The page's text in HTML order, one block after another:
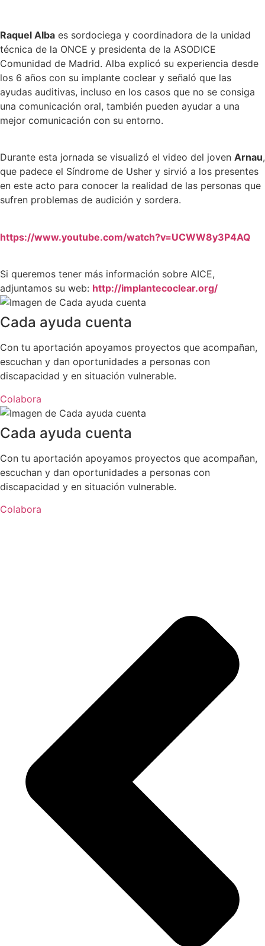
Raquel Alba es sordociega y coordinadora de la unidad
técnica de la ONCE y presidenta de la ASODICE
Comunidad de Madrid. Alba explicó su experiencia desde
los 6 años con su implante coclear y señaló que las
ayudas auditivas, incluso en los casos que no se consiga
una comunicación oral, también pueden ayudar a una
mejor comunicación con su entorno.
Durante esta jornada se visualizó el video del joven Arnau,
que padece el Síndrome de Usher y sirvió a los presentes
en este acto para conocer la realidad de las personas que
sufren problemas de audición y sordera.
https://www.youtube.com/watch?v=UCWW8y3P4AQ
Si queremos tener más información sobre AICE,
adjuntamos su web: http://implantecoclear.org/
Cada ayuda cuenta
Con tu aportación apoyamos proyectos que acompañan,
escuchan y dan oportunidades a personas con
discapacidad y en situación vulnerable.
Colabora
Cada ayuda cuenta
Con tu aportación apoyamos proyectos que acompañan,
escuchan y dan oportunidades a personas con
discapacidad y en situación vulnerable.
Colabora